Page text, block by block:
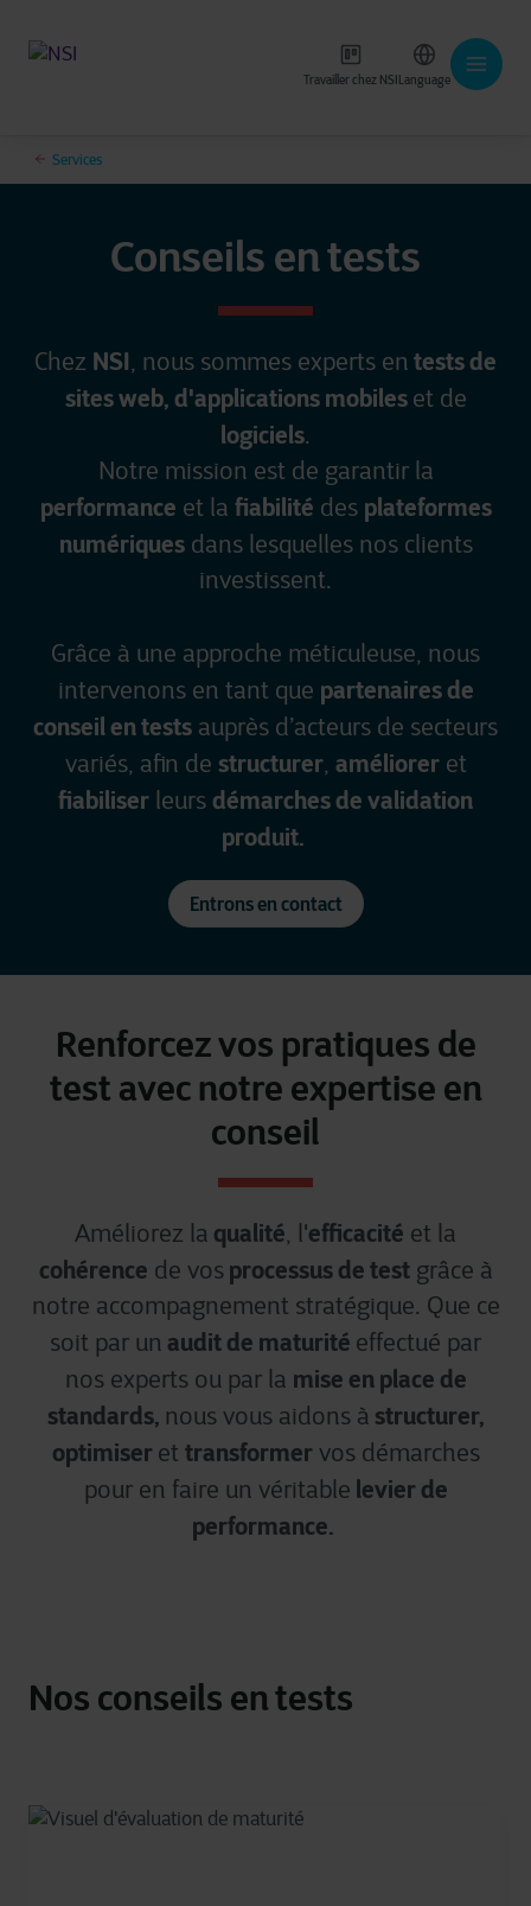
Travailler chez NSILanguage
Services
Conseils en tests
Chez NSI, nous sommes experts en tests de
sites web, d'applications mobiles et de
logiciels.
Notre mission est de garantir la
performance et la fiabilité des plateformes
numériquesdans lesquelles nos clients
investissent.
Grâce à une approche méticuleuse, nous
intervenons en tant que partenaires de
conseil en tests auprès d’acteurs de secteurs
variés, afin de structurer, amélioreret
fiabiliser leurs démarches de validation
produit.
Entrons en contact
Renforcez vos pratiques de
test avec notre expertise en
conseil
Améliorez la qualité, l'efficacité et la
cohérence de vosprocessus de testgrâce à
notre accompagnement stratégique. Que ce
soit par un audit de maturité effectué par
nos experts ou par la mise en place de
standards, nous vous aidons à structurer,
optimiser et transformervos démarches
pour en faire un véritable levier de
performance.
Nos conseils en tests